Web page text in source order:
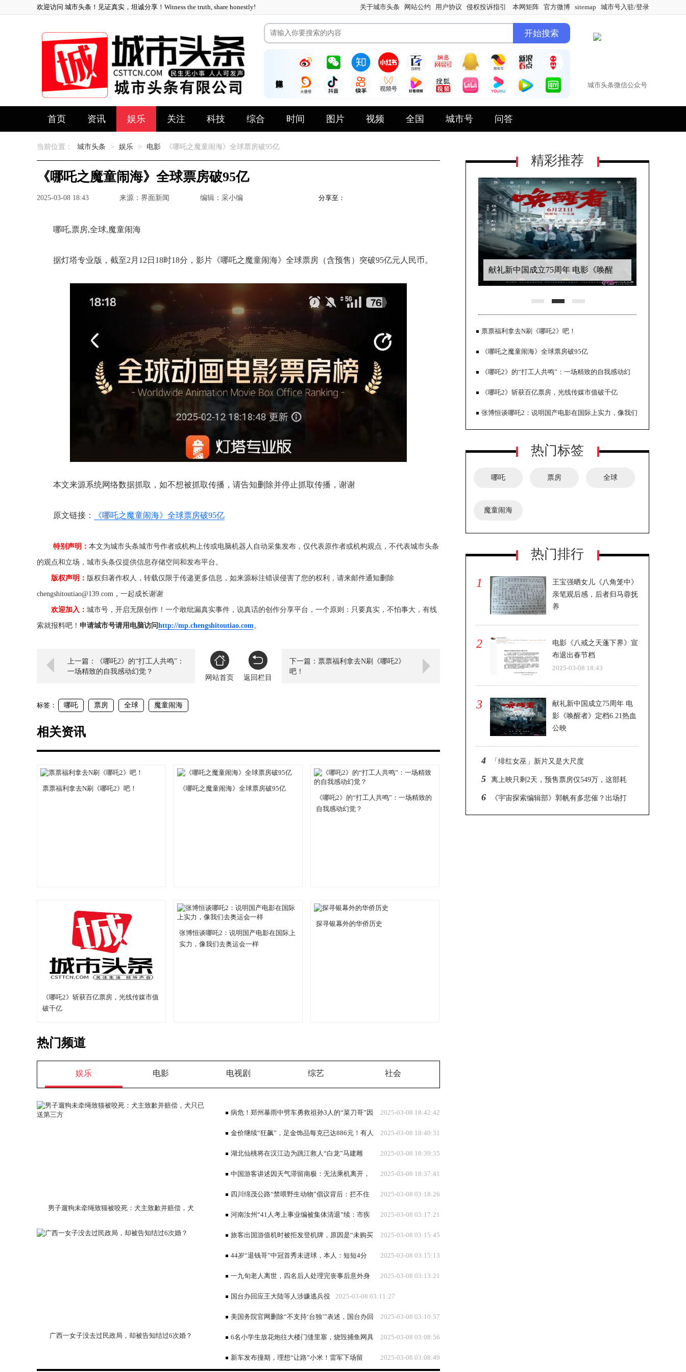
欢迎访问 城市头条！见证真实，坦诚分享！Witness the truth, share honestly! 关于城市头条 网站公约 用户协议 侵权投诉指引 本网矩阵 官方微博 sitemap 城市号入驻/登录
城市头条微信公众号
首页 资讯 娱乐 关注 科技 综合 时间 图片 视频 全国 城市号 问答
当前位置： 城市头条 > 娱乐 > 电影 《哪吒之魔童闹海》全球票房破95亿
《哪吒之魔童闹海》全球票房破95亿
2025-03-08 18:43 来源：界面新闻 编辑：采小编 分享至：
哪吒,票房,全球,魔童闹海
据灯塔专业版，截至2月12日18时18分，影片《哪吒之魔童闹海》全球票房（含预售）突破95亿元人民币。
本文来源系统网络数据抓取，如不想被抓取传播，请告知删除并停止抓取传播，谢谢
原文链接： 《哪吒之魔童闹海》全球票房破95亿
特别声明： 本文为城市头条城市号作者或机构上传或电脑机器人自动采集发布，仅代表原作者或机构观点，不代表城市头条
的观点和立场，城市头条仅提供信息存储空间和发布平台。
版权声明： 版权归著作权人，转载仅限于传递更多信息，如来源标注错误侵害了您的权利，请来邮件通知删除
chengshitoutiao@139.com，一起成长谢谢
欢迎加入： 城市号，开启无限创作！一个敢纰漏真实事件，说真话的创作分享平台，一个原则：只要真实，不怕事大，有线
索就报料吧！ 申请城市号请用电脑访问http://mp.chengshitoutiao.com。
上一篇：《哪吒2》的“打工人共鸣”：
一场精致的自我感动幻觉？
网站首页
返回栏目
下一篇：票票福利拿去N刷《哪吒2》
吧！
标签： 哪吒 票房 全球 魔童闹海
相关资讯
票票福利拿去N刷《哪吒2》吧！
《哪吒之魔童闹海》全球票房破95亿
《哪吒2》的“打工人共鸣”：一场精致的
自我感动幻觉？
《哪吒2》斩获百亿票房，光线传媒市值
破千亿
张博恒谈哪吒2：说明国产电影在国际上
实力，像我们去奥运会一样
探寻银幕外的华侨历史
热门频道
娱乐 电影 电视剧 综艺 社会
男子遛狗未牵绳致猫被咬死：犬主致歉并赔偿，犬
广西一女子没去过民政局，却被告知结过6次婚？
2025-03-08 18:42:42
病危！郑州暴雨中劈车勇救祖孙3人的“菜刀哥”因
突发疾病进ICU抢救 2025-03-08 18:40:31
金价继续“狂飙”，足金饰品每克已达886元！有人
正月初九买金条，5天已赚超2万！黄金还会涨吗？ 2025-03-08 18:39:35
湖北仙桃将在汉江边为跳江救人“白龙”马建雕
像，遗体已妥善处理 2025-03-08 18:37:41
中国游客讲述因天气滞留南极：无法乘机离开，
只能待在邮轮上 2025-03-08 03:18:26
四川绵茂公路“禁喂野生动物”倡议背后：拦不住
的游客与拦路索食的猴群｜封面头条 2025-03-08 03:17:21
河南汝州“41人考上事业编被集体清退”续：市疾
控中心主任已调整 2025-03-08 03:15:45
旅客出国游值机时被拒发登机牌，原因是“未购买
返程机票”？多个航司有此规定，网友表示不合理 2025-03-08 03:15:13
44岁“退钱哥”中冠首秀未进球，本人：短短4分
钟，走了40年 2025-03-08 03:13:21
一九旬老人离世，四名后人处理完丧事后意外身
亡，山西神池县通报：4人因一氧化碳中毒不幸身亡
2025-03-08 03:11:27
国台办回应王大陆等人涉嫌逃兵役
2025-03-08 03:10:57
美国务院官网删除“不支持‘台独’”表述，国台办回
应 2025-03-08 03:08:56
6名小学生放花炮往大楼门缝里塞，烧毁捕鱼网具
损失约400万；受灾渔民：将起诉孩子监护人 2025-03-08 03:08:49
新车发布撞期，理想“让路”小米！雷军下场留
精彩推荐
献礼新中国成立75周年 电影《唤醒
破1亿美元
票票福利拿去N刷《哪吒2》吧！
《哪吒之魔童闹海》全球票房破95亿
《哪吒2》的“打工人共鸣”：一场精致的自我感动幻
觉？《哪吒2》斩获百亿票房，光线传媒市值破千亿
张博恒谈哪吒2：说明国产电影在国际上实力，像我们
去奥运会一样
热门标签
哪吒 票房 全球
魔童闹海
热门排行
1
王宝强晒女儿《八角笼中》
亲笔观后感，后者归马蓉抚
养
2
电影《八戒之天蓬下界》宣
布退出春节档
2025-03-08 18:43
3
献礼新中国成立75周年 电
影《唤醒者》定档6.21热血
公映
4 「绯红女巫」新片又是大尺度
5 ​离上映只剩2天，预售票房仅549万，这部耗
资14亿的大片真凉了
6 《宇宙探索编辑部》郭帆有多悲催？出场打
个酱油，然后就跑路了